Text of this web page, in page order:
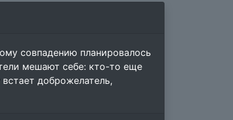
совпадению планировалось
мешают себе: кто-то еще
доброжелатель,